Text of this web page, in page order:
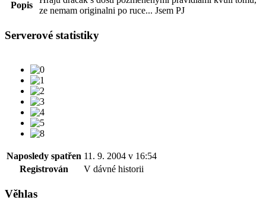
Popis
ze nemam originalni po ruce... Jsem PJ
Serverové statistiky
Naposledy spatřen 11. 9. 2004 v 16:54
Registrován
V dávné historii
Věhlas